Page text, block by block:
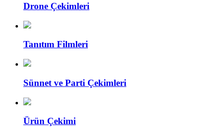
Drone Çekimleri
Tanıtım Filmleri
Sünnet ve Parti Çekimleri
Ürün Çekimi